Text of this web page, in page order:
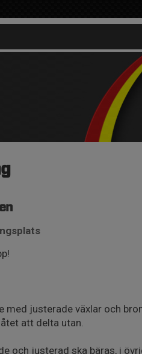
med justerade växlar och
att delta utan.
och justerad ska bäras, i